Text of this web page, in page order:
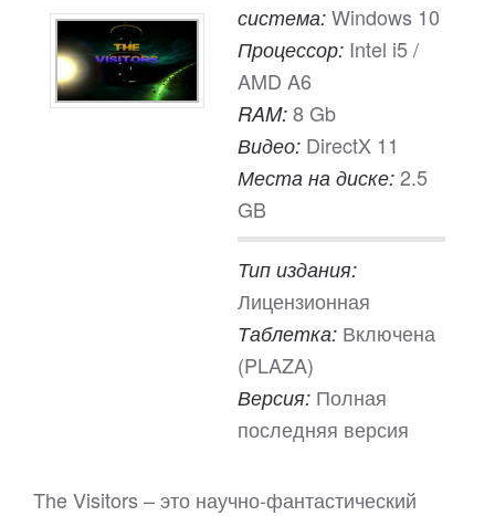
система: Windows 10
Процессор: Intel i5 /
AMD A6
RAM: 8 Gb
Видео: DirectX 11
Места на диске: 2.5
GB
Тип издания:
Лицензионная
Таблетка: Включена
(PLAZA)
Версия: Полная
последняя версия
The Visitors – это научно-фантастический